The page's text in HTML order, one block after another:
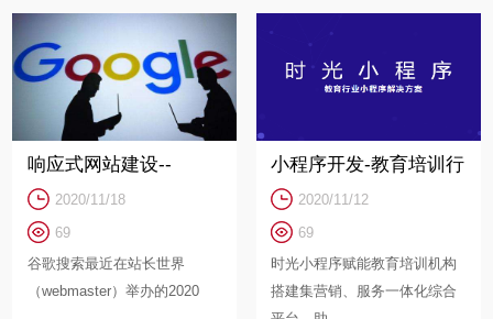
响应式网站建设--
Google新规将不再收录
只有PC版本的网页内
容！
2020/11/18
69
谷歌搜索最近在站长世界
（webmaster）举办的2020
小程序开发-教育培训行
业小程序解决方案
2020/11/12
69
时光小程序赋能教育培训机构
搭建集营销、服务一体化综合